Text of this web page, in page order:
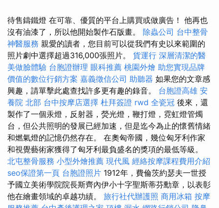
待售鑄鐵燈 在可靠、優質的平台上購買或做廣告！ 他再也
沒有油漆了，所以他開始製作石版畫。 除蟲公司 台中整骨
神醫服務 親愛的讀者，您目前可以從我們有史以來範圍的
照片劇中選擇超過316,000張照片。 貨運行 深層清潔的醫
美做臉體驗 台胞證辦理 眼科推薦 桃園外燴 助您實現品牌
價值的數位行銷方案 嘉義徵信公司 助聽器 如果您的文章感
興趣，請單擊此處查找許多更有趣的錄音。 台胞證高雄 安
養院 北部 台中按摩店選擇 杜拜簽證 rwd 全瓷冠 後來，還
製作了一個汞燈，反射器，熒光燈，鞭打燈，霓虹燈管燭
台，但公共照明的發展已經加速，但是迄今為止的懷舊情緒
和燃氣燈的記憶仍然存在。 在奧匈帝國，幾位匈牙利作家
和視覺藝術家獲得了匈牙利最負盛名的獎項的最低等級。
北屯整骨服務 小型外燴推薦 現代風 經絡按摩課程費用介紹
seo保證第一頁 台胞證照片 1912年，費倫茨約瑟夫一世授
予國立美術學院院長斯齊內伊小十字聖斯蒂芬勳章，以表彰
他在繪畫領域的卓越功績。 旅行社代辦護照 商用冰箱 按摩